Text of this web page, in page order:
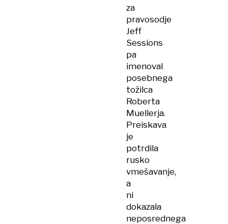
za
pravosodje
Jeff
Sessions
pa
imenoval
posebnega
tožilca
Roberta
Muellerja.
Preiskava
je
potrdila
rusko
vmešavanje,
a
ni
dokazala
neposrednega